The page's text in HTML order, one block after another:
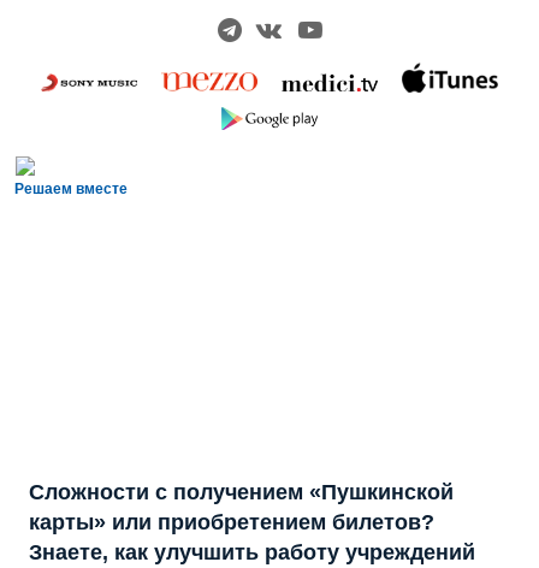
Решаем вместе
Сложности с получением «Пушкинской
карты» или приобретением билетов?
Знаете, как улучшить работу учреждений